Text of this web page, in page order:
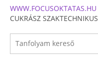
WWW.FOCUSOKTATAS.HU
CUKRÁSZ SZAKTECHNIKUS